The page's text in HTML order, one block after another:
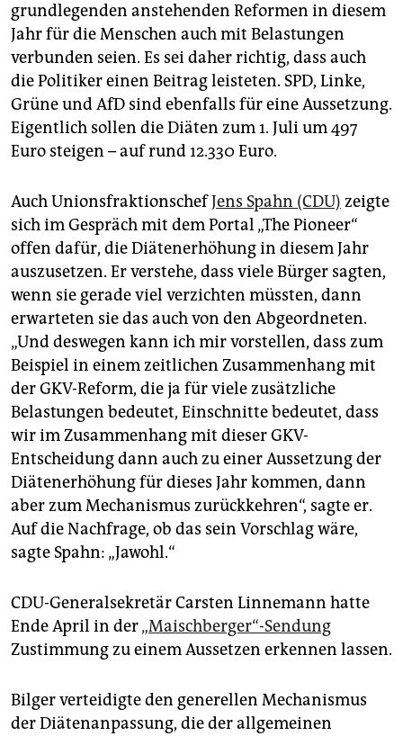
grundlegenden anstehenden Reformen in diesem
Jahr für die Menschen auch mit Belastungen
verbunden seien. Es sei daher richtig, dass auch
die Politiker einen Beitrag leisteten. SPD, Linke,
Grüne und AfD sind ebenfalls für eine Aussetzung.
Eigentlich sollen die Diäten zum 1. Juli um 497
Euro steigen – auf rund 12.330 Euro.
Auch UnionsfraktionschefJens Spahn (CDU) zeigte
sich im Gespräch mit dem Portal „The Pioneer“
offen dafür, die Diätenerhöhung in diesem Jahr
auszusetzen. Er verstehe, dass viele Bürger sagten,
wenn sie gerade viel verzichten müssten, dann
erwarteten sie das auch von den Abgeordneten.
„Und deswegen kann ich mir vorstellen, dass zum
Beispiel in einem zeitlichen Zusammenhang mit
der GKV-Reform, die ja für viele zusätzliche
Belastungen bedeutet, Einschnitte bedeutet, dass
wir im Zusammenhang mit dieser GKV-
Entscheidung dann auch zu einer Aussetzung der
Diätenerhöhung für dieses Jahr kommen, dann
aber zum Mechanismus zurückkehren“, sagte er.
Auf die Nachfrage, ob das sein Vorschlag wäre,
sagte Spahn: „Jawohl.“
CDU-Generalsekretär Carsten Linnemann hatte
Ende April in der„Maischberger“-Sendung
Zustimmung zu einem Aussetzen erkennen lassen.
Bilger verteidigte den generellen Mechanismus
der Diätenanpassung, die der allgemeinen